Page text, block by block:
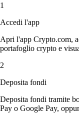
1
Accedi l'app
Apri l'app Crypto.com,
portafoglio crypto e
2
Deposita fondi
Deposita fondi tramite
Pay o Google Pay,